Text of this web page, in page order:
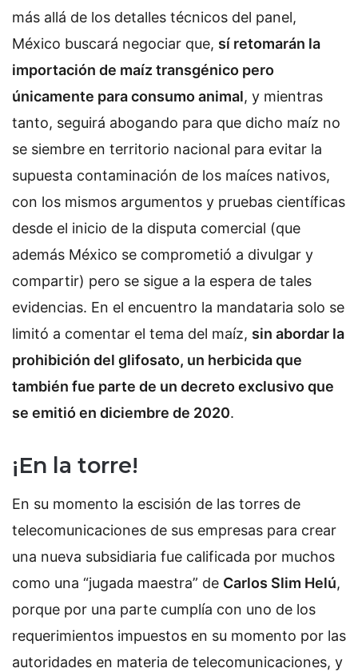
más allá de los detalles técnicos del panel,
México buscará negociar que, sí retomarán la
importación de maíz transgénico pero
únicamente para consumo animal, y mientras
tanto, seguirá abogando para que dicho maíz no
se siembre en territorio nacional para evitar la
supuesta contaminación de los maíces nativos,
con los mismos argumentos y pruebas científicas
desde el inicio de la disputa comercial (que
además México se comprometió a divulgar y
compartir) pero se sigue a la espera de tales
evidencias. En el encuentro la mandataria solo se
limitó a comentar el tema del maíz, sin abordar la
prohibición del glifosato, un herbicida que
también fue parte de un decreto exclusivo que
se emitió en diciembre de 2020.
¡En la torre!
En su momento la escisión de las torres de
telecomunicaciones de sus empresas para crear
una nueva subsidiaria fue calificada por muchos
como una “jugada maestra” de Carlos Slim Helú,
porque por una parte cumplía con uno de los
requerimientos impuestos en su momento por las
autoridades en materia de telecomunicaciones, y